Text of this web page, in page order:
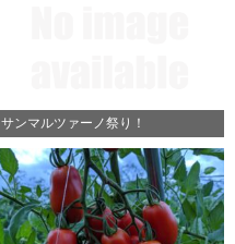
サンマルツァーノ祭り！